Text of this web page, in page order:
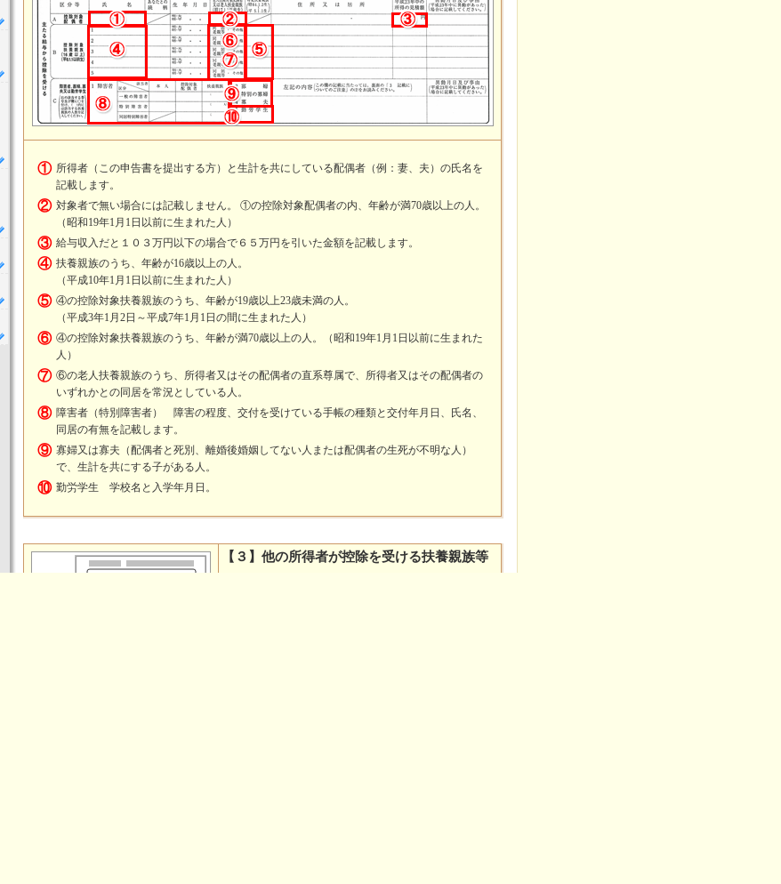
① 所得者（この申告書を提出する方）と生計を共にしている配偶者（例：妻、夫）の氏名を
記載します。
② 対象者で無い場合には記載しません。 ①の控除対象配偶者の内、年齢が満70歳以上の人。
（昭和19年1月1日以前に生まれた人）
③ 給与収入だと１０３万円以下の場合で６５万円を引いた金額を記載します。
④ 扶養親族のうち、年齢が16歳以上の人。
（平成10年1月1日以前に生まれた人）
⑤ ④の控除対象扶養親族のうち、年齢が19歳以上23歳未満の人。
（平成3年1月2日～平成7年1月1日の間に生まれた人）
⑥ ④の控除対象扶養親族のうち、年齢が満70歳以上の人。（昭和19年1月1日以前に生まれた
人）
⑦ ⑥の老人扶養親族のうち、所得者又はその配偶者の直系尊属で、所得者又はその配偶者の
いずれかとの同居を常況としている人。
⑧ 障害者（特別障害者） 障害の程度、交付を受けている手帳の種類と交付年月日、氏名、
同居の有無を記載します。
⑨ 寡婦又は寡夫（配偶者と死別、離婚後婚姻してない人または配偶者の生死が不明な人）
で、生計を共にする子がある人。
⑩ 勤労学生 学校名と入学年月日。
【３】他の所得者が控除を受ける扶養親族等